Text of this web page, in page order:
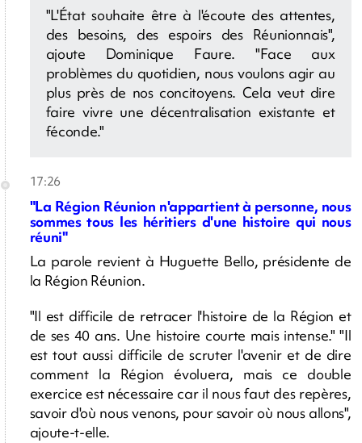
"L'État souhaite être à l'écoute des attentes,
des besoins, des espoirs des Réunionnais",
ajoute Dominique Faure. "Face aux
problèmes du quotidien, nous voulons agir au
plus près de nos concitoyens. Cela veut dire
faire vivre une décentralisation existante et
féconde."
17:26
"La Région Réunion n'appartient à personne, nous
sommes tous les héritiers d'une histoire qui nous
réuni"
La parole revient à Huguette Bello, présidente de
la Région Réunion.
"Il est difficile de retracer l'histoire de la Région et
de ses 40 ans. Une histoire courte mais intense." "Il
est tout aussi difficile de scruter l'avenir et de dire
comment la Région évoluera, mais ce double
exercice est nécessaire car il nous faut des repères,
savoir d'où nous venons, pour savoir où nous allons",
ajoute-t-elle.